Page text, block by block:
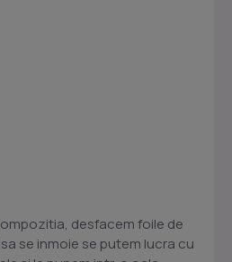
desfacem foile de
se inmoie se putem lucra cu